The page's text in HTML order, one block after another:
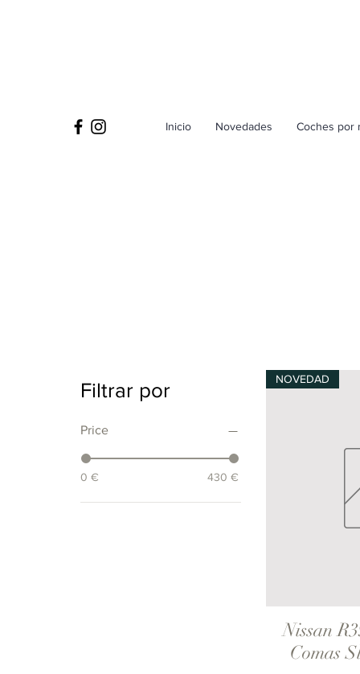
Inicio Novedades Coches por
Filtrar por
Price
0 € 430 €
NOVEDAD
Nissan
Comas